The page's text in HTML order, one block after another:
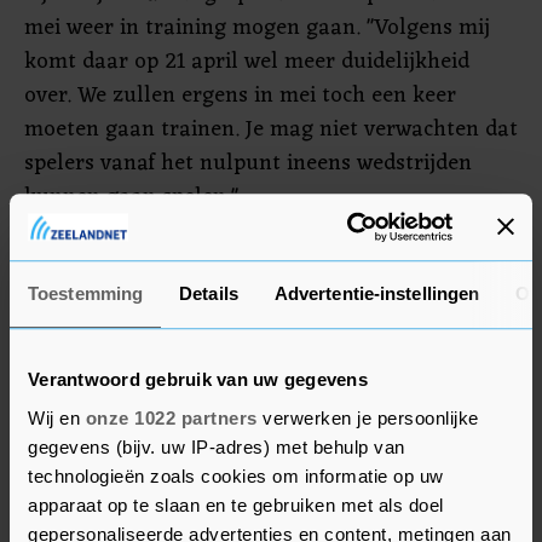
Toestemming Details Advertentie-instellingen
Verantwoord gebruik van uw gegevens
Wij en onze 1022 partners verwerken je persoonlijke
gegevens (bijv. uw IP-adres) met behulp van
technologieën zoals cookies om informatie op uw
apparaat op te slaan en te gebruiken met als doel
gepersonaliseerde advertenties en content, metingen aan
mei weer in training mogen gaan. "Volgens mij
komt daar op 21 april wel meer duidelijkheid
over. We zullen ergens in mei toch een keer
moeten gaan trainen. Je mag niet verwachten dat
spelers vanaf het nulpunt ineens wedstrijden
kunnen gaan spelen."
Solidair
Volgens Gudde was de houding van Ajax, dat
competitie te beëindigen, niet onwelwillend. "De
club gaf nog wel aan het advies om te stoppen
bewust te hebben gegeven. Maar, zo stelde Ajax,
als we nu een keuze maken dat er gespeeld gaat
worden, dan zijn we daarmee solidair, mits het